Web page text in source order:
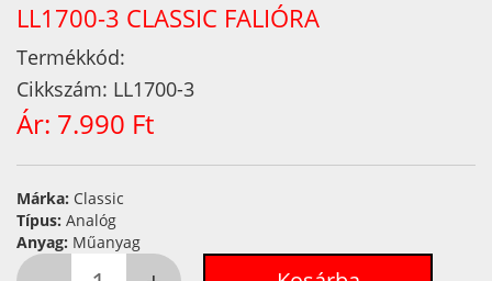
LL1700-3 CLASSIC FALIÓRA
Termékkód:
Cikkszám: LL1700-3
Ár: 7.990 Ft
Márka: Classic
Típus: Analóg
Anyag: Műanyag